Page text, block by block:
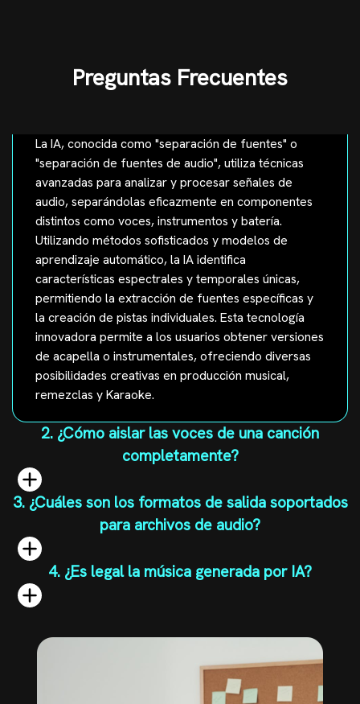
Preguntas Frecuentes
La IA, conocida como "separación de fuentes" o
"separación de fuentes de audio", utiliza técnicas
avanzadas para analizar y procesar señales de
audio, separándolas eficazmente en componentes
distintos como voces, instrumentos y batería.
Utilizando métodos sofisticados y modelos de
aprendizaje automático, la IA identifica
características espectrales y temporales únicas,
permitiendo la extracción de fuentes específicas y
la creación de pistas individuales. Esta tecnología
innovadora permite a los usuarios obtener versiones
de acapella o instrumentales, ofreciendo diversas
posibilidades creativas en producción musical,
remezclas y Karaoke.
2. ¿Cómo aislar las voces de una canción
completamente?
3. ¿Cuáles son los formatos de salida soportados
para archivos de audio?
4. ¿Es legal la música generada por IA?